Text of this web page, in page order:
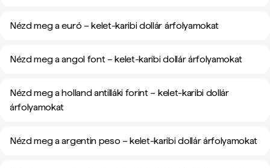
Nézd meg a euró – kelet-karibi dollár árfolyamokat
Nézd meg a angol font – kelet-karibi dollár árfolyamokat
Nézd meg a holland antilláki forint – kelet-karibi dollár
árfolyamokat
Nézd meg a argentin peso – kelet-karibi dollár árfolyamokat